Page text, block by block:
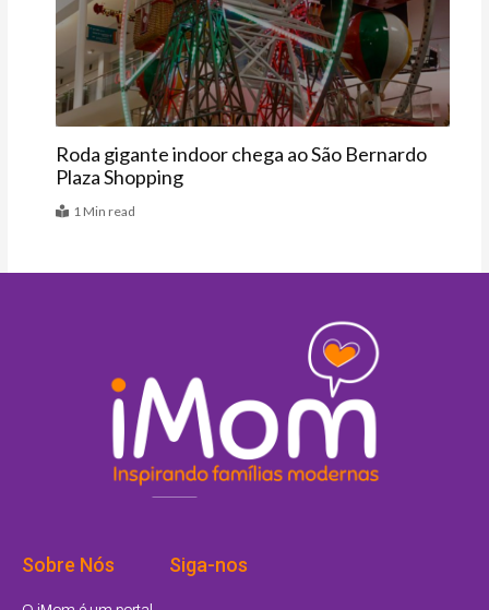
Agenda
Roda gigante indoor chega ao São Bernardo
Plaza Shopping
1 Min read
Sobre Nós Siga-nos